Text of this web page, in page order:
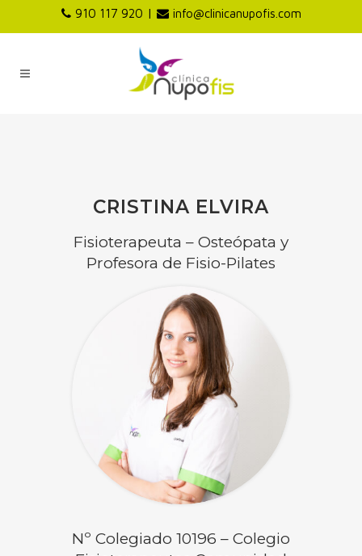
910 117 920 | info@clinicanupofis.com
CRISTINA ELVIRA
Fisioterapeuta – Osteópata y
Profesora de Fisio-Pilates
Nº Colegiado 10196 – Colegio